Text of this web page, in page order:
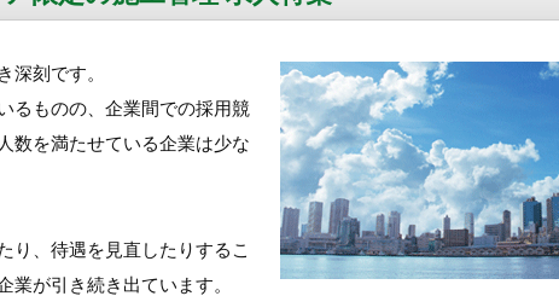
深刻です。
るものの、企業間での採用競
数を満たせている企業は少な
り、待遇を見直したりするこ
業が引き続き出ています。